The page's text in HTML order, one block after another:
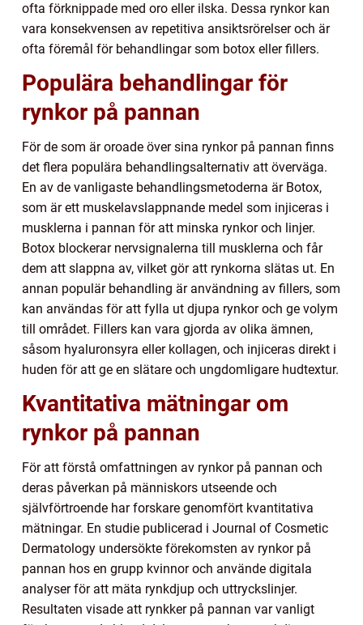
ofta förknippade med oro eller ilska. Dessa rynkor kan
vara konsekvensen av repetitiva ansiktsrörelser och är
ofta föremål för behandlingar som botox eller fillers.
Populära behandlingar för
rynkor på pannan
För de som är oroade över sina rynkor på pannan finns
det flera populära behandlingsalternativ att överväga.
En av de vanligaste behandlingsmetoderna är Botox,
som är ett muskelavslappnande medel som injiceras i
musklerna i pannan för att minska rynkor och linjer.
Botox blockerar nervsignalerna till musklerna och får
dem att slappna av, vilket gör att rynkorna slätas ut. En
annan populär behandling är användning av fillers, som
kan användas för att fylla ut djupa rynkor och ge volym
till området. Fillers kan vara gjorda av olika ämnen,
såsom hyaluronsyra eller kollagen, och injiceras direkt i
huden för att ge en slätare och ungdomligare hudtextur.
Kvantitativa mätningar om
rynkor på pannan
För att förstå omfattningen av rynkor på pannan och
deras påverkan på människors utseende och
självförtroende har forskare genomfört kvantitativa
mätningar. En studie publicerad i Journal of Cosmetic
Dermatology undersökte förekomsten av rynkor på
pannan hos en grupp kvinnor och använde digitala
analyser för att mäta rynkdjup och uttryckslinjer.
Resultaten visade att rynkker på pannan var vanligt